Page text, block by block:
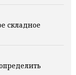
складное